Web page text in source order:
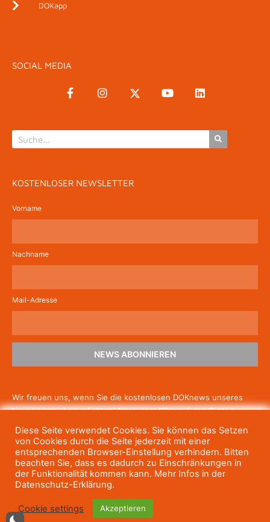
DOKapp
SOCIAL MEDIA
KOSTENLOSER NEWSLETTER
Vorname
Nachname
Mail-Adresse
NEWS ABONNIEREN
Wir freuen uns, wenn Sie die kostenlosen DOKnews unseres
Hauses beziehen möchten! Nach dem Klick auf den Button
um die Newsletter-Anmeldung abzuschließen. Wenn Sie unsere
Gratis-News irgendwann nicht mehr erhalten wollen, können
Siesich jederzeit einfach wieder abmelden.
Diese Seite verwendet Cookies. Sie können das Setzen
von Cookies durch die Seite jederzeit mit einer
entsprechenden Browser-Einstellung verhindern. Bitten
beachten Sie, dass es dadurch zu Einschränkungen in
der Funktionalität kommen kann. Mehr Infos in der
Datenschutz-Erklärung.
Cookie settings Akzeptieren